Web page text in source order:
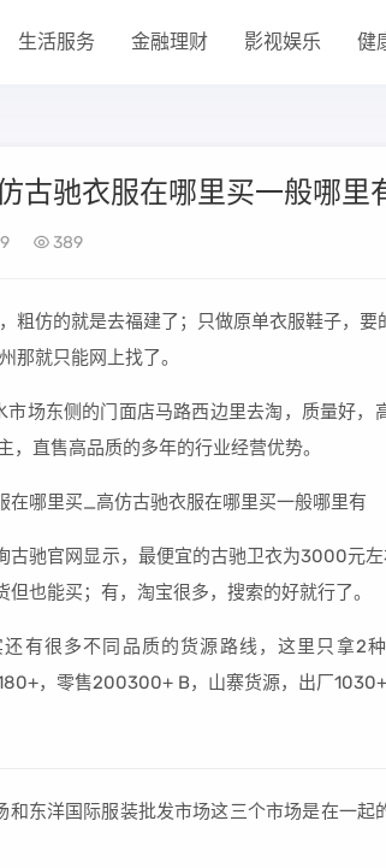
生活服务 金融理财 影视娱乐 健
古驰衣服在哪里买一般哪里
389
粗仿的就是去福建了；只做原单衣服鞋子，要
那就只能网上找了。
场东侧的门面店马路西边里去淘，质量好，
直售高品质的多年的行业经营优势。
驰官网显示，最便宜的古驰卫衣为3000元
也能买；有，淘宝很多，搜索的好就行了。
有很多不同品质的货源路线，这里只拿2
，零售200300+ B，山寨货源，出厂
东洋国际服装批发市场这三个市场是在一起